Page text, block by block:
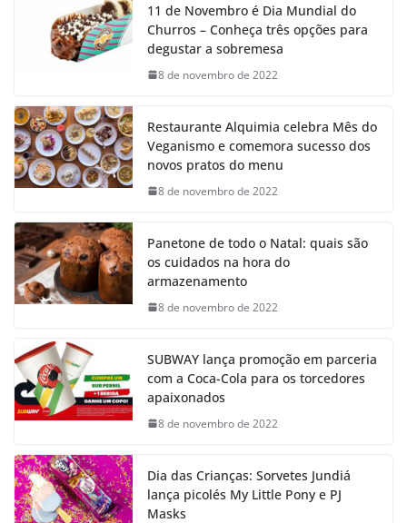
11 de Novembro é Dia Mundial do
Churros – Conheça três opções para
degustar a sobremesa
8 de novembro de 2022
Restaurante Alquimia celebra Mês do
Veganismo e comemora sucesso dos
novos pratos do menu
8 de novembro de 2022
Panetone de todo o Natal: quais são
os cuidados na hora do
armazenamento
8 de novembro de 2022
SUBWAY lança promoção em parceria
com a Coca-Cola para os torcedores
apaixonados
8 de novembro de 2022
Dia das Crianças: Sorvetes Jundiá
lança picolés My Little Pony e PJ
Masks